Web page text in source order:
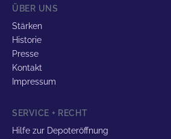
ÜBER UNS
Stärken
Historie
Presse
Kontakt
Impressum
SERVICE + RECHT
Hilfe zur Depoteröffnung